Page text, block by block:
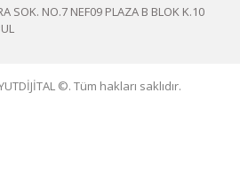
SOK. NO.7 NEF09 PLAZA B BLOK K.10
©. Tüm hakları saklıdır.